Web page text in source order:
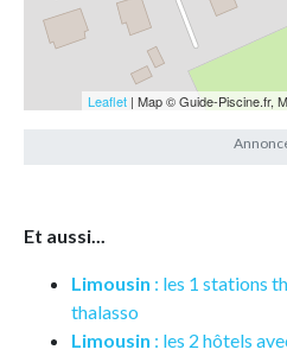
Leaflet | Map © Guide-Piscine.fr,
Et aussi...
Limousin : les 1 stations
thalasso
Limousin : les 2 hôtels